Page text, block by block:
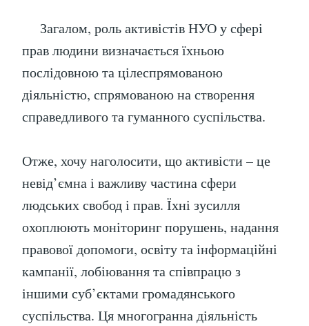
Загалом, роль активістів НУО у сфері
прав людини визначається їхньою
послідовною та цілеспрямованою
діяльністю, спрямованою на створення
справедливого та гуманного суспільства.
Отже, хочу наголосити, що активісти – це
невід’ємна і важливу частина сфери
людських свобод і прав. Їхні зусилля
охоплюють моніторинг порушень, надання
правової допомоги, освіту та інформаційні
кампанії, лобіювання та співпрацю з
іншими суб’єктами громадянського
суспільства. Ця многогранна діяльність